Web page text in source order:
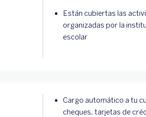
Están cubiertas las
organizadas por la
escolar
Cargo automático a tu
cheques, tarjetas de